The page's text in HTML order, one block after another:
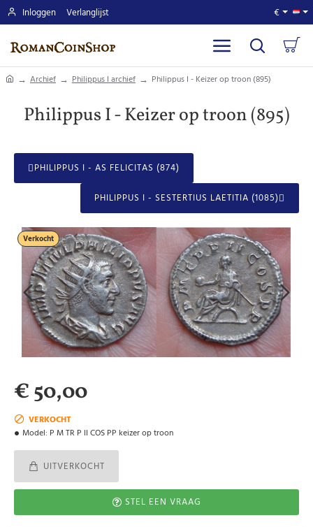
Inloggen Verlanglijst €
homeArchief Philippus I archief Philippus I - Keizer op troon (895)
Philippus I - Keizer op troon (895)
PHILIPPUS I - AS FELICITAS (874)
PHILIPPUS I - SESTERTIUS LAETITIA (1085)
Verkocht
VERKOCHT
Model: P M TR P II COS PP keizer op troon
€ 50,00
UITVERKOCHT
STEL EEN VRAAG